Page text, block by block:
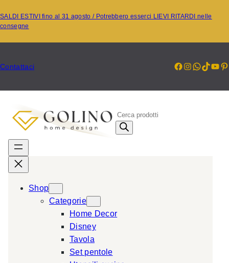
al
contenuto
SALDI ESTIVI fino al 31 agosto / Potrebbero esserci LIEVI RITARDI nelle
consegne
Contattaci Facebook
P
s
Shop
Categorie
Home Decor
Disney
Tavola
Set pentole